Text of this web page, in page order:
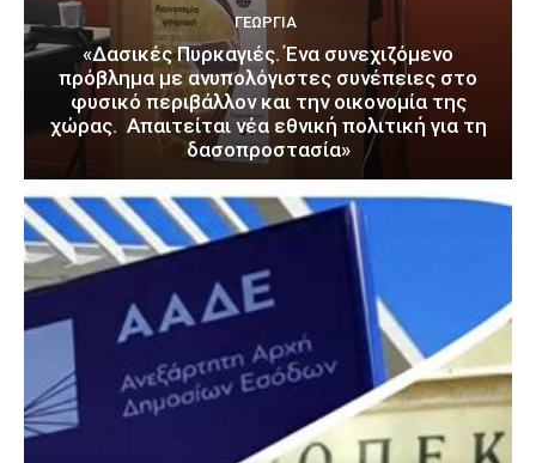
ΓΕΩΡΓΊΑ
«Δασικές Πυρκαγιές. Ένα συνεχιζόμενο
πρόβλημα με ανυπολόγιστες συνέπειες στο
φυσικό περιβάλλον και την οικονομία της
χώρας. Απαιτείται νέα εθνική πολιτική για τη
δασοπροστασία»